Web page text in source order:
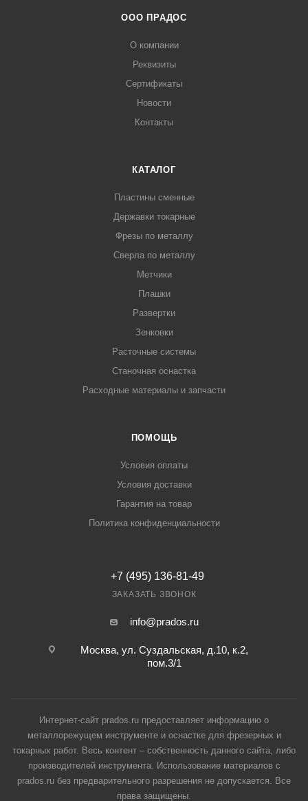
ООО ПРАДОС
О компании
Реквизиты
Сертификаты
Новости
Контакты
КАТАЛОГ
Пластины сменные
Державки токарные
Фрезы по металлу
Сверла по металлу
Метчики
Плашки
Развертки
Зенковки
Расточные системы
Станочная оснастка
Расходные материалы и запчасти
ПОМОЩЬ
Условия оплаты
Условия доставки
Гарантия на товар
Политика конфиденциальности
+7 (495) 136-81-49
ЗАКАЗАТЬ ЗВОНОК
info@prados.ru
Москва, ул. Суздальская, д.10, к.2,
пом.3/1
Интернет-сайт prados.ru предоставляет информацию о
металлорежущем инструменте и оснастке для фрезерных и
токарных работ. Весь контент – собственность данного сайта, либо
производителей инструмента. Использование материалов с
prados.ru без предварительного разрешения не допускается. Все
права защищены.